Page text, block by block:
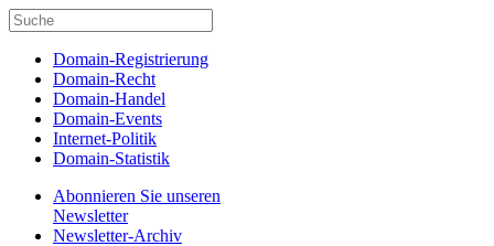
Domain-Registrierung
Domain-Recht
Domain-Handel
Domain-Events
Internet-Politik
Domain-Statistik
Abonnieren Sie unseren
Newsletter
Newsletter-Archiv